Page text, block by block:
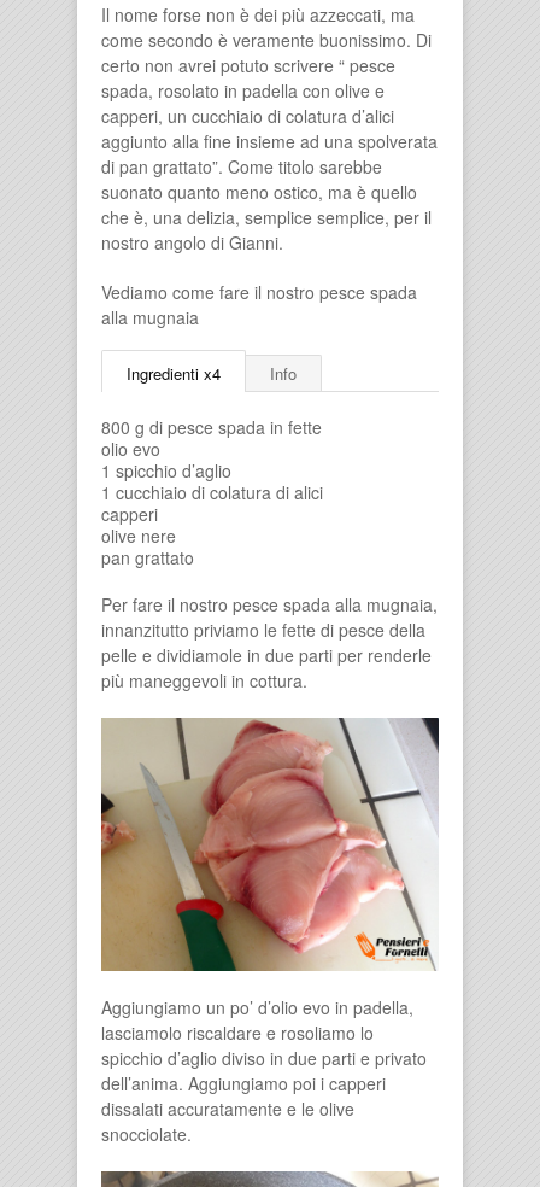
Il nome forse non è dei più azzeccati, ma
come secondo è veramente buonissimo. Di
certo non avrei potuto scrivere “ pesce
spada, rosolato in padella con olive e
capperi, un cucchiaio di colatura d’alici
aggiunto alla fine insieme ad una spolverata
di pan grattato”. Come titolo sarebbe
suonato quanto meno ostico, ma è quello
che è, una delizia, semplice semplice, per il
nostro angolo di Gianni.
Vediamo come fare il nostro pesce spada
alla mugnaia
Ingredienti x4 Info
800 g di pesce spada in fette
olio evo
1 spicchio d’aglio
1 cucchiaio di colatura di alici
capperi
olive nere
pan grattato
Per fare il nostro pesce spada alla mugnaia,
innanzitutto priviamo le fette di pesce della
pelle e dividiamole in due parti per renderle
più maneggevoli in cottura.
Aggiungiamo un po’ d’olio evo in padella,
lasciamolo riscaldare e rosoliamo lo
spicchio d’aglio diviso in due parti e privato
dell’anima. Aggiungiamo poi i capperi
dissalati accuratamente e le olive
snocciolate.